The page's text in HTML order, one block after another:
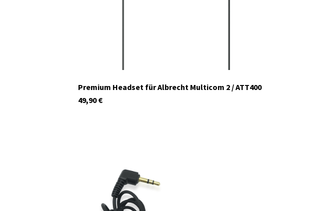
Premium Headset für Albrecht Multicom 2 / ATT400
€
49,90